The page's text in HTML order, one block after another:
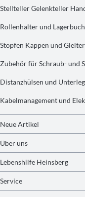
Stellteller Gelenkteller
Rollenhalter und
Stopfen Kappen und Gleiter
Zubehör für Schraub- und
Distanzhülsen und
Kabelmanagement und
Neue Artikel
Über uns
Lebenshilfe Heinsberg
Service